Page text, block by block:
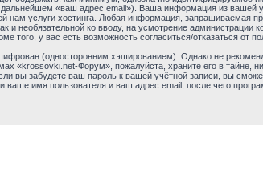
дальнейшем «ваш адрес email»). Ваша информация из
нам услуги хостинга. Любая информация, запрашиваемая
и необязательной ко вводу, на усмотрение
того, у вас есть возможность согласиться/отказаться
(односторонним хэшированием). Однако не
«krossovki.net-Форум», пожалуйста, храните его в тайне,
вы забудете ваш пароль к вашей учётной записи, вы
ваше имя пользователя и ваш адрес email, после чего